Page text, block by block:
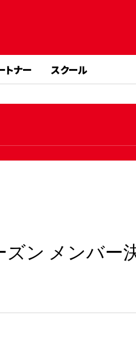
トナー スクール
ン メンバー